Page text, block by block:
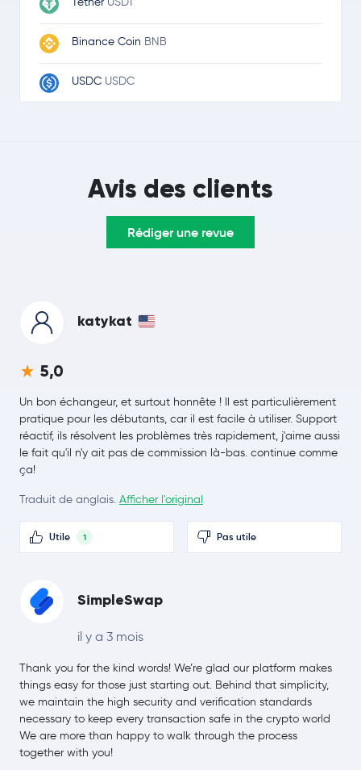
Binance Coin BNB
USDC USDC
Lido Staked Ether STETH
DOGE
Zcash ZEC
Monero XMR
Chainlink LINK
Toncoin TON
Litecoin LTC
Sui SUI
Polkadot DOT
SHIBA INU SHIB
Avalanche
Avis des clients
Rédiger une revue
katykat
5,0
Un bon échangeur, et surtout honnête ! Il est particulièrement
pratique pour les débutants, car il est facile à utiliser. Support
réactif, ils résolvent les problèmes très rapidement, j'aime aussi
le fait qu'il n'y ait pas de commission là-bas. continue comme
ça!
Traduit de anglais. Afficher l'original
Utile 1 Pas utile
SimpleSwap
il y a 3 mois
Thank you for the kind words! We’re glad our platform makes
things easy for those just starting out. Behind that simplicity,
we maintain the high security and verification standards
necessary to keep every transaction safe in the crypto world
We are more than happy to walk through the process
together with you!